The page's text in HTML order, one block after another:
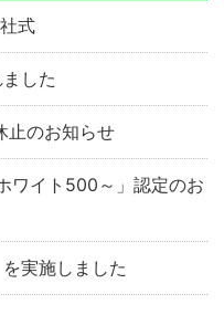
式
した
止のお知らせ
ワイト500～」認定のお
実施しました